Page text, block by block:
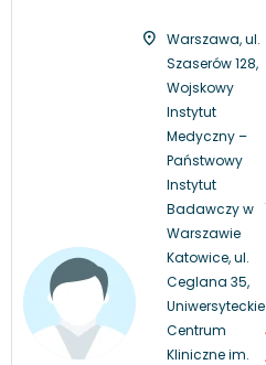
Warszawa, ul.
Szaserów 128,
Wojskowy
Instytut
Medyczny –
Państwowy
Instytut
Badawczy w
Warszawie
Katowice, ul.
Ceglana 35,
Uniwersyteckie
Centrum
Kliniczne im.